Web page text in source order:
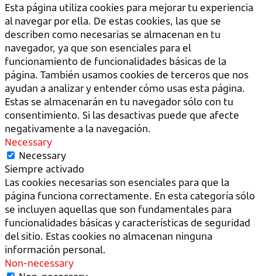
Esta página utiliza cookies para mejorar tu experiencia
al navegar por ella. De estas cookies, las que se
describen como necesarias se almacenan en tu
navegador, ya que son esenciales para el
funcionamiento de funcionalidades básicas de la
página. También usamos cookies de terceros que nos
ayudan a analizar y entender cómo usas esta página.
Estas se almacenarán en tu navegador sólo con tu
consentimiento. Si las desactivas puede que afecte
negativamente a la navegación.
Necessary
Necessary
Siempre activado
Las cookies necesarias son esenciales para que la
página funciona correctamente. En esta categoría sólo
se incluyen aquellas que son fundamentales para
funcionalidades básicas y características de seguridad
del sitio. Estas cookies no almacenan ninguna
información personal.
Non-necessary